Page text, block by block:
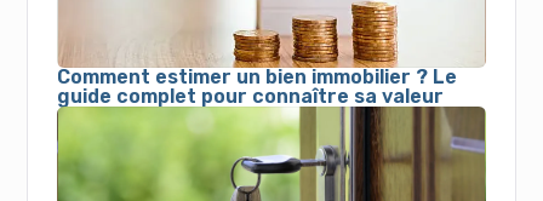
Comment estimer un bien immobilier ? Le
guide complet pour connaître sa valeur